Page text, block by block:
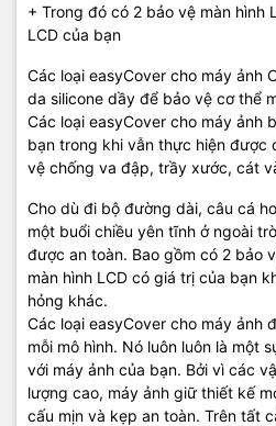
+ Trong đó có 2 bảo vệ màn hình
LCD của bạn
Các loại easyCover cho máy ảnh
da silicone dầy để bảo vệ cơ thể
Các loại easyCover cho máy ảnh
bạn trong khi vẫn thực hiện được
vệ chống va đập, trầy xước, cát
Cho dù đi bộ đường dài, câu cá
một buổi chiều yên tĩnh ở ngoài
được an toàn. Bao gồm có 2 bảo
màn hình LCD có giá trị của bạn
hỏng khác.
Các loại easyCover cho máy ảnh
mỗi mô hình. Nó luôn luôn là một
với máy ảnh của bạn. Bởi vì các
lượng cao, máy ảnh giữ thiết kế
cấu mịn và kẹp an toàn. Trên tất